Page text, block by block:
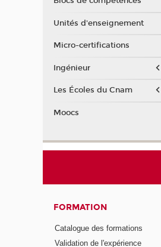
Unités d'enseignement
Micro-certifications
Ingénieur
Les Écoles du Cnam
Moocs
FORMATION
Catalogue des formations
Validation de l'expérience